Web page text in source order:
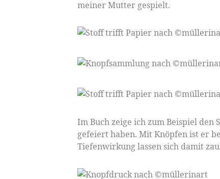
meiner Mutter gespielt.
Im Buch zeige ich zum Beispiel den
gefeiert haben. Mit Knöpfen ist er
Tiefenwirkung lassen sich damit